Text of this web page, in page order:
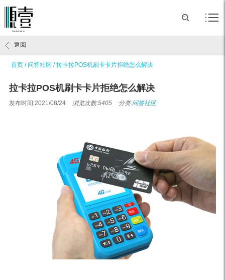
首页 /问答社区 /拉卡拉POS机刷卡卡片拒绝怎么解决
返回
拉卡拉POS机刷卡卡片拒绝怎么解决
发布时间:2021/08/24 浏览次数:5405 分类:问答社区